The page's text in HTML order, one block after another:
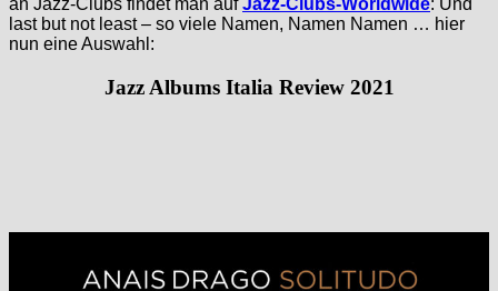
an Jazz-Clubs findet man aufJazz-Clubs-Worldwide: Und
last but not least – so viele Namen, Namen Namen … hier
nun eine Auswahl:
Jazz Albums Italia Review 2021